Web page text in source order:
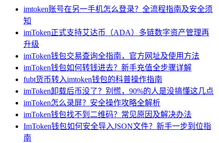
imtoken账号在另一手机怎么登录？全流程指南及安全须
知
imToken正式支持艾达币（ADA）多链数字资产管理再
升级
imToken钱包交易查询全指南，官方网址及使用方法
imToken钱包如何转钱进去？新手充值全步骤详解
fubt货币转入imtoken钱包的科普操作指南
imToken卸载后币没了？别慌，90%的人是没搞懂这几点
imToken怎么录屏？安全操作攻略全解析
imToken钱包找不到二维码？常见原因及解决办法
ImToken钱包如何安全导入JSON文件？新手一步到位指
南